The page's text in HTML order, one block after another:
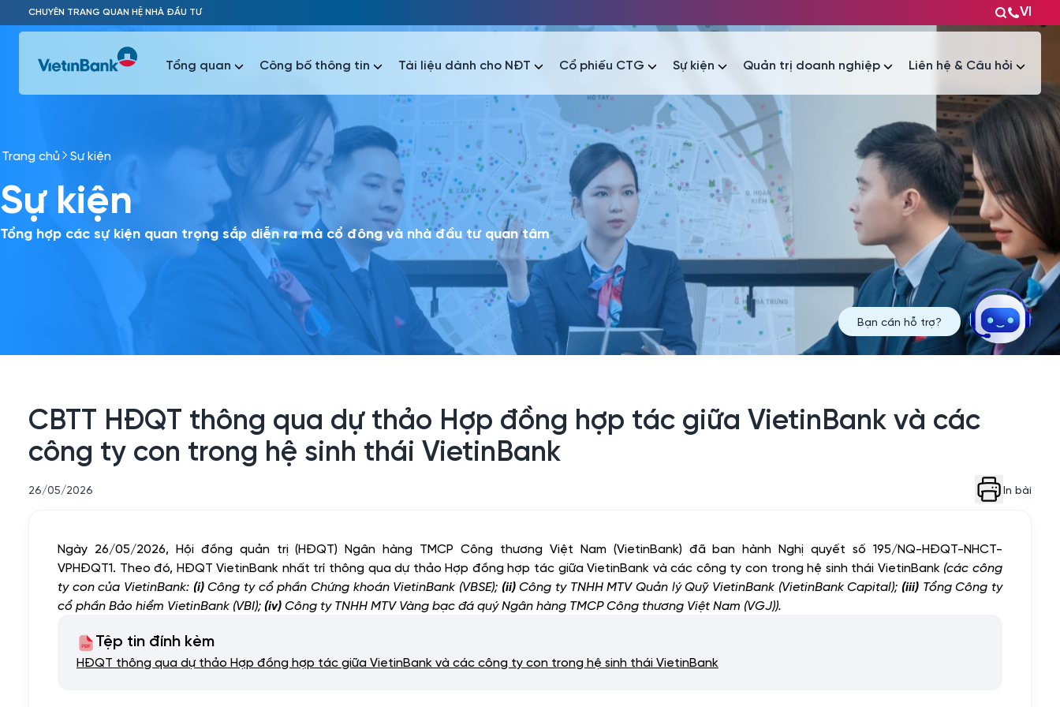
Skip to Main Content
CHUYÊN TRANG QUAN HỆ NHÀ ĐẦU TƯ VI
Phổ biến nhất
Báo cáo tài chính Thông tin giao dịch Công bố thông tin Sự kiện
Tổng quan Công bố thông tin Tài liệu dành cho NĐT Cổ phiếu CTG Sự kiện Quản trị doanh nghiệp Liên hệ & Câu hỏi
Phổ biến nhất
Thông tin giao dịch Công bố thông tin Tài liệu
Trang chủ Sự kiện
Sự kiện
Tổng hợp các sự kiện quan trọng sắp diễn ra mà cổ đông và nhà đầu tư quan tâm
CBTT HĐQT thông qua dự thảo Hợp đồng hợp tác giữa VietinBank và các
công ty con trong hệ sinh thái VietinBank
26/05/2026 In bài
Ngày 26/05/2026, Hội đồng quản trị (HĐQT) Ngân hàng TMCP Công thương Việt Nam (VietinBank) đã ban hành Nghị quyết số 195/NQ-HĐQT-NHCT-
VPHĐQT1. Theo đó, HĐQT VietinBank nhất trí thông qua dự thảo Hợp đồng hợp tác giữa VietinBank và các công ty con trong hệ sinh thái VietinBank (các công
ty con của VietinBank: (i)Công ty cổ phần Chứng khoán VietinBank (VBSE); (ii)Công ty TNHH MTV Quản lý Quỹ VietinBank (VietinBank Capital); (iii) Tổng Công ty
cổ phần Bảo hiểm VietinBank (VBI); (iv)Công ty TNHH MTV Vàng bạc đá quý Ngân hàng TMCP Công thương Việt Nam (VGJ)).
Tệp tin đính kèm
HĐQT thông qua dự thảo Hợp đồng hợp tác giữa VietinBank và các công ty con trong hệ sinh thái VietinBank
Bạn cần hỗ trợ?